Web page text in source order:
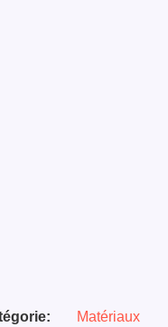
Matériaux